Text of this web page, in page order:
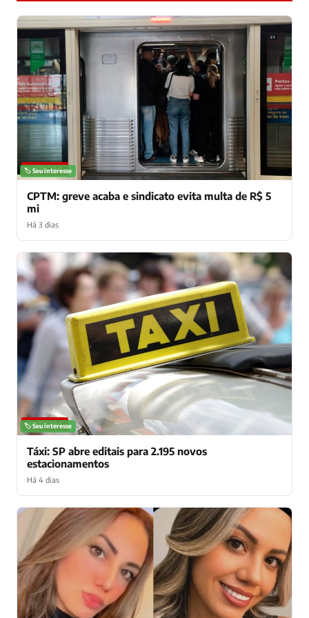
NOTÍCIAS
🏷️ Seu interesse
CPTM: greve acaba e sindicato evita multa de R$ 5
mi
Há 3 dias
NOTÍCIAS
🏷️ Seu interesse
Táxi: SP abre editais para 2.195 novos
estacionamentos
Há 4 dias